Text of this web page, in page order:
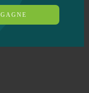
GAGNE